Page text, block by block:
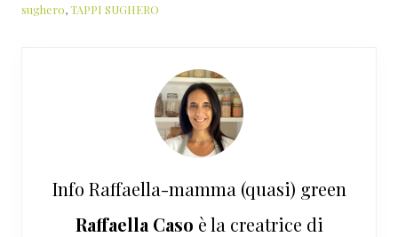
sughero,TAPPI SUGHERO
Info Raffaella-mamma (quasi) green
Raffaella Caso è la creatrice di